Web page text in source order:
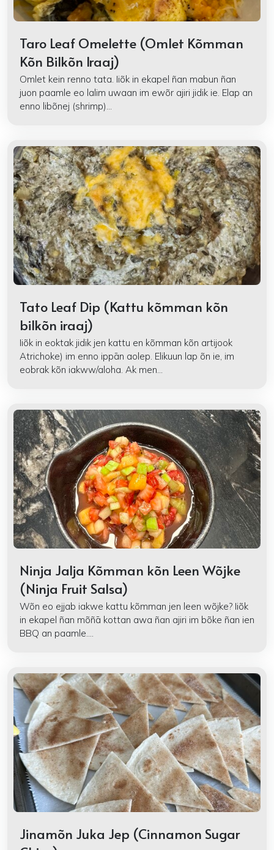
Taro Leaf Omelette (Omlet Kõmman
Kõn Bilkõn Iraaj)
Omlet kein renno tata. Iiõk in ekapel ñan mabun ñan
juon paamle eo lalim uwaan im ewõr ajiri jidik ie. Elap an
enno libõnej (shrimp)...
Tato Leaf Dip (Kattu kõmman kõn
bilkõn iraaj)
Iiõk in eoktak jidik jen kattu en kõmman kõn artijook
Atrichoke) im enno ippān aolep. Elikuun lap õn ie, im
eobrak kõn iakww/aloha. Ak men...
Ninja Jalja Kõmman kõn Leen Wõjke
(Ninja Fruit Salsa)
Wõn eo ejjab iakwe kattu kõmman jen leen wõjke? Iiõk
in ekapel ñan mõñā kottan awa ñan ajiri im bõke ñan ien
BBQ an paamle....
Jinamõn Juka Jep (Cinnamon Sugar